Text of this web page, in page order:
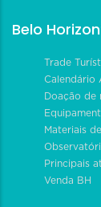
Belo
Trade
Calendário
Doação de
Materiais
Principais
Venda BH